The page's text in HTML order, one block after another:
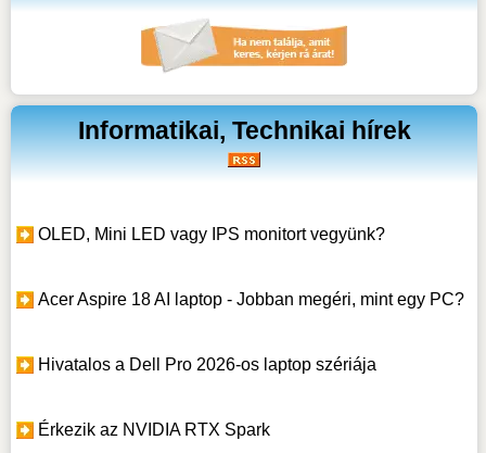
Informatikai, Technikai hírek
OLED, Mini LED vagy IPS monitort vegyünk?
Acer Aspire 18 AI laptop - Jobban megéri, mint egy PC?
Hivatalos a Dell Pro 2026-os laptop szériája
Érkezik az NVIDIA RTX Spark